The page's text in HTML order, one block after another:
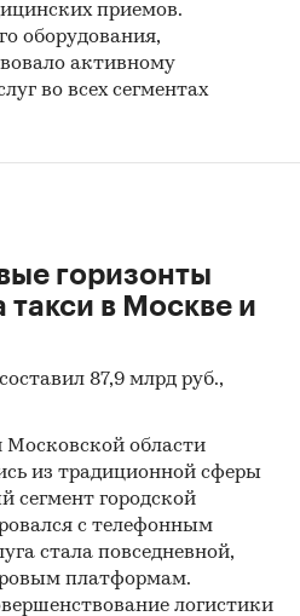
приемов.
оборудования,
активному
во всех сегментах
горизонты
такси в Москве и
87,9 млрд руб.,
Московской области
из традиционной сферы
сегмент городской
с телефонным
стала повседневной,
платформам.
логистики